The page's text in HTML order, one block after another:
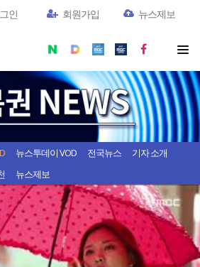
인 회원가입 뉴스제보
뉴스투데이 VOD 전국뉴스
기자 소개
뉴스제보